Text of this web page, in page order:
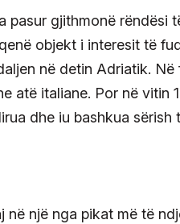
pasur gjithmonë rëndësi
objekt i interesit të
në detin Adriatik. Në
atë italiane. Por në vitin
dhe iu bashkua sërish
në një nga pikat më të